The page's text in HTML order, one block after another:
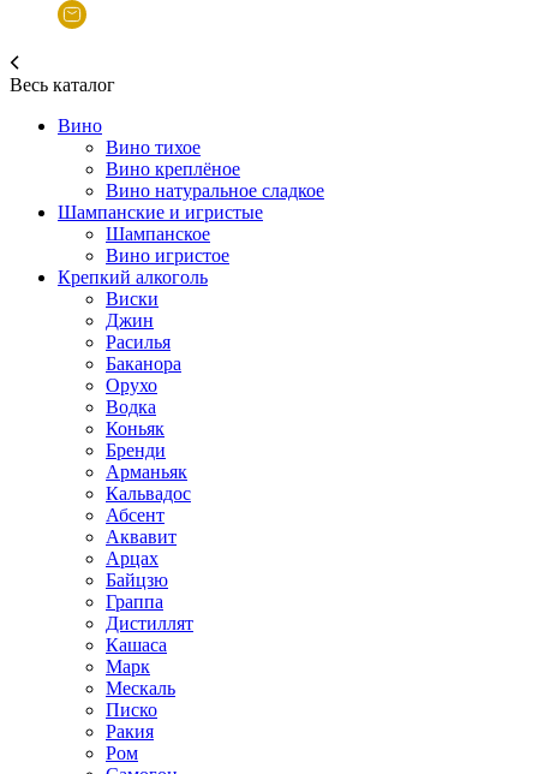
Весь каталог
Вино
Вино тихое
Вино креплёное
Вино натуральное сладкое
Шампанские и игристые
Шампанское
Вино игристое
Крепкий алкоголь
Виски
Джин
Расилья
Баканора
Орухо
Водка
Коньяк
Бренди
Арманьяк
Кальвадос
Абсент
Аквавит
Арцах
Байцзю
Граппа
Дистиллят
Кашаса
Марк
Мескаль
Писко
Ракия
Ром